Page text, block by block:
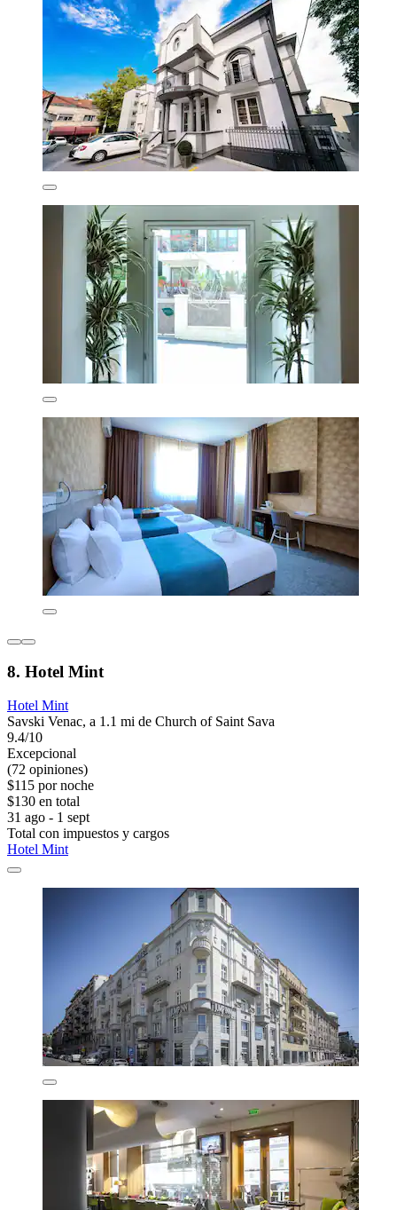
8. Hotel Mint
Hotel Mint
Savski Venac, a 1.1 mi de Church of Saint Sava
9.4/10
Excepcional
(72 opiniones)
$115 por noche
$130 en total
31 ago - 1 sept
Total con impuestos y cargos
Hotel Mint